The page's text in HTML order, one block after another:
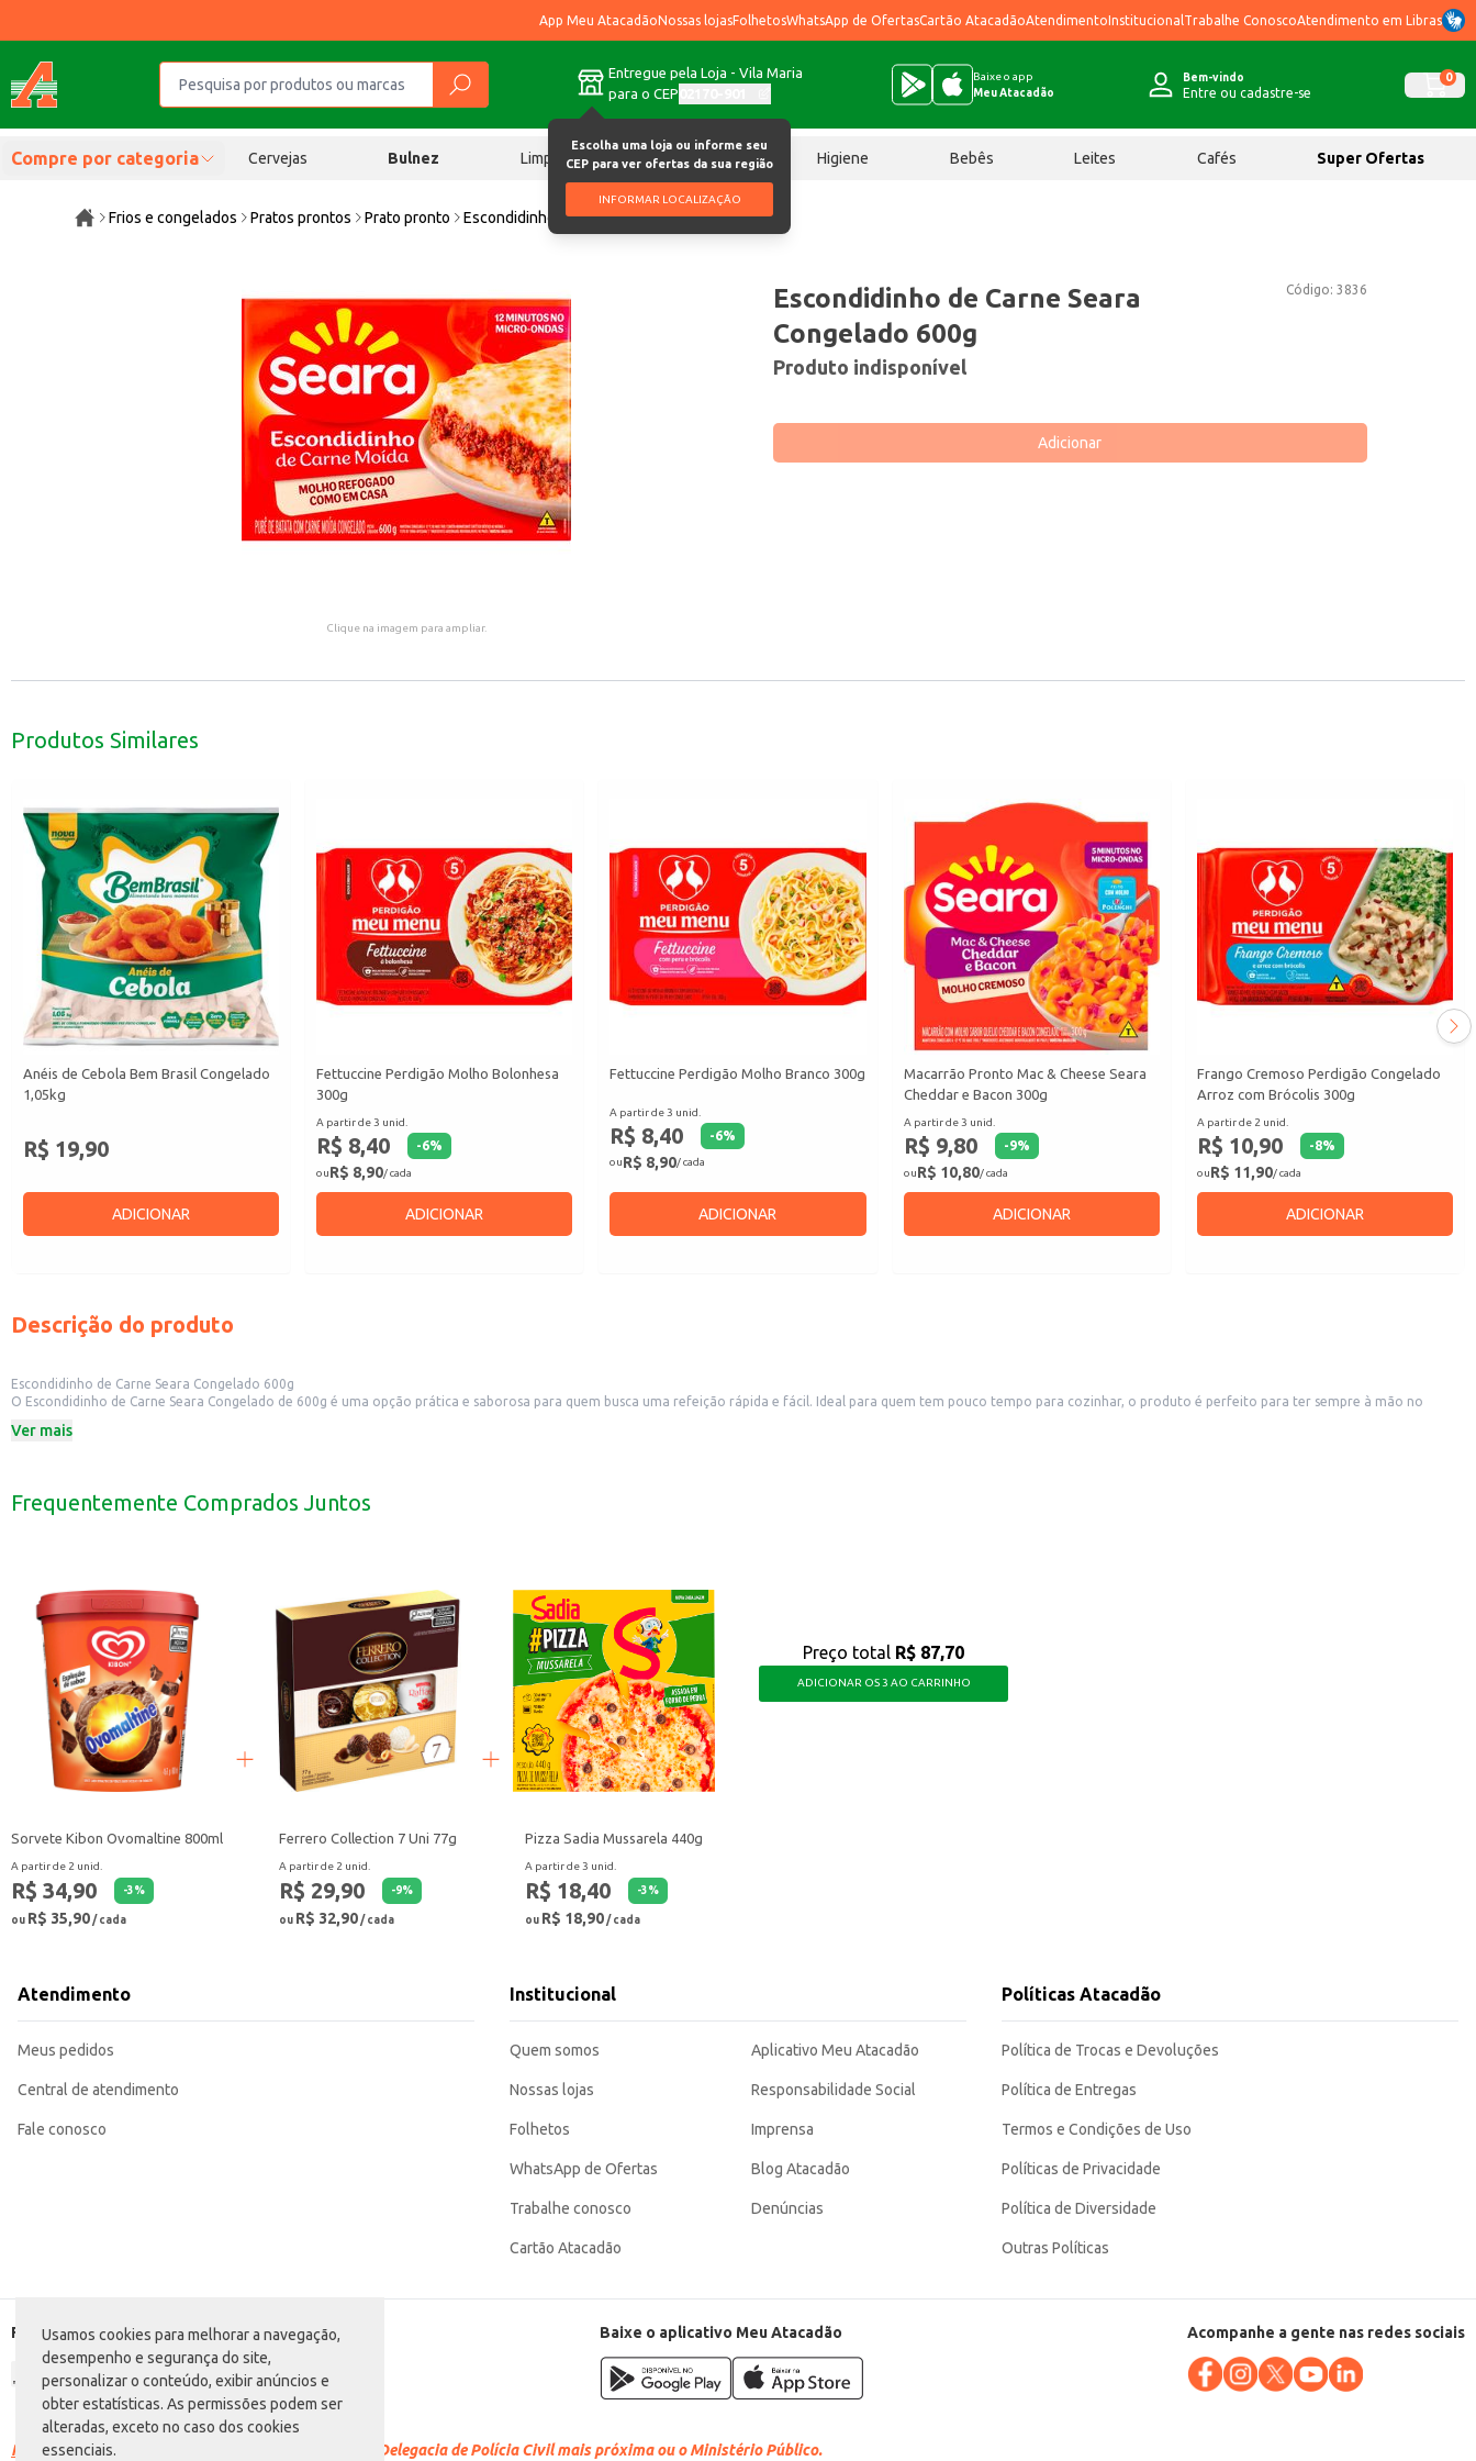
Usamos cookies para melhorar a navegação,
desempenho e segurança do site,
personalizar o conteúdo, exibir anúncios e
obter estatísticas. As permissões podem ser
alteradas, exceto no caso dos cookies
essenciais.
App Meu AtacadãoNossas lojasFolhetosWhatsApp de OfertasCartão AtacadãoAtendimentoInstitucional Trabalhe ConoscoAtendimento em Libras
Entregue pela Loja - Vila Maria
para o CEP
Escolha uma loja ou informe seu
CEP para ver ofertas da sua região
INFORMAR LOCALIZAÇÃO
Baixe o app
Meu Atacadão
Bem-vindo
Entre ou cadastre-se
0
Compre por categoria Cervejas Bulnez Limpeza Chocolates Higiene Bebês Leites Cafés Super Ofertas
Frios e congelados Pratos prontos Prato pronto Escondidinho de Carne Seara Congelado 600g
Clique na imagem para ampliar.
Código: 3836
Escondidinho de Carne Seara
Congelado 600g
Produto indisponível
Adicionar
Produtos Similares
Anéis de Cebola Bem Brasil Congelado
1,05kg
R$ 19,90
ADICIONAR
Fettuccine Perdigão Molho Bolonhesa
300g
A partir de 3 unid.
R$ 8,40 -6%
ouR$ 8,90/ cada
ADICIONAR
Fettuccine Perdigão Molho Branco 300g
A partir de 3 unid.
R$ 8,40 -6%
ouR$ 8,90/ cada
ADICIONAR
Macarrão Pronto Mac & Cheese Seara
Cheddar e Bacon 300g
A partir de 3 unid.
R$ 9,80 -9%
ouR$ 10,80/ cada
ADICIONAR
Frango Cremoso Perdigão Congelado
Arroz com Brócolis 300g
A partir de 2 unid.
R$ 10,90 -8%
ouR$ 11,90/ cada
ADICIONAR
Descrição do produto
Escondidinho de Carne Seara Congelado 600g
O Escondidinho de Carne Seara Congelado de 600g é uma opção prática e saborosa para quem busca uma refeição rápida e fácil. Ideal para quem tem pouco tempo para cozinhar, o produto é perfeito para ter sempre à mão no
Dicas de Uso:
Com o Escondidinho de Carne Seara, você tem uma refeição saborosa e conveniente, pronta em poucos minutos.
Ver mais
Frequentemente Comprados Juntos
Sorvete Kibon Ovomaltine 800ml
A partir de 2 unid.
R$ 34,90 -3%
ou R$ 35,90/ cada
Ferrero Collection 7 Uni 77g
A partir de 2 unid.
R$ 29,90 -9%
ou R$ 32,90/ cada
Pizza Sadia Mussarela 440g
A partir de 3 unid.
R$ 18,40 -3%
ou R$ 18,90/ cada
Preço total R$ 87,70
ADICIONAR OS 3 AO CARRINHO
Atendimento
Meus pedidos
Central de atendimento
Fale conosco
Institucional
Quem somos
Nossas lojas
Folhetos
WhatsApp de Ofertas
Trabalhe conosco
Cartão Atacadão
Aplicativo Meu Atacadão
Responsabilidade Social
Imprensa
Blog Atacadão
Denúncias
Políticas Atacadão
Política de Trocas e Devoluções
Política de Entregas
Termos e Condições de Uso
Políticas de Privacidade
Política de Diversidade
Outras Políticas
Formas de pagamento Baixe o aplicativo Meu Atacadão Acompanhe a gente nas redes sociais
Racismo é crime. Denuncie. Disque 100 ou procure a Delegacia de Polícia Civil mais próxima ou o Ministério Público.